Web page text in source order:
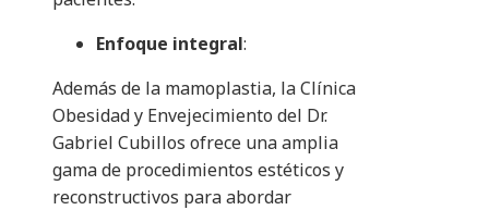
Enfoque integral:
Además de la mamoplastia, la Clínica
Obesidad y Envejecimiento del Dr.
Gabriel Cubillos ofrece una amplia
gama de procedimientos estéticos y
reconstructivos para abordar